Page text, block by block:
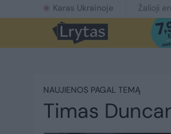
Karas Ukrainoje Žalioji
NAUJIENOS PAGAL TEMĄ
Timas